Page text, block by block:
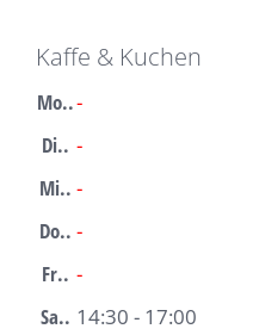
Kaffe & Kuchen
Mo..-
Di.. -
Mi.. -
Do.. -
Fr.. -
Sa.. 14:30 - 17:00